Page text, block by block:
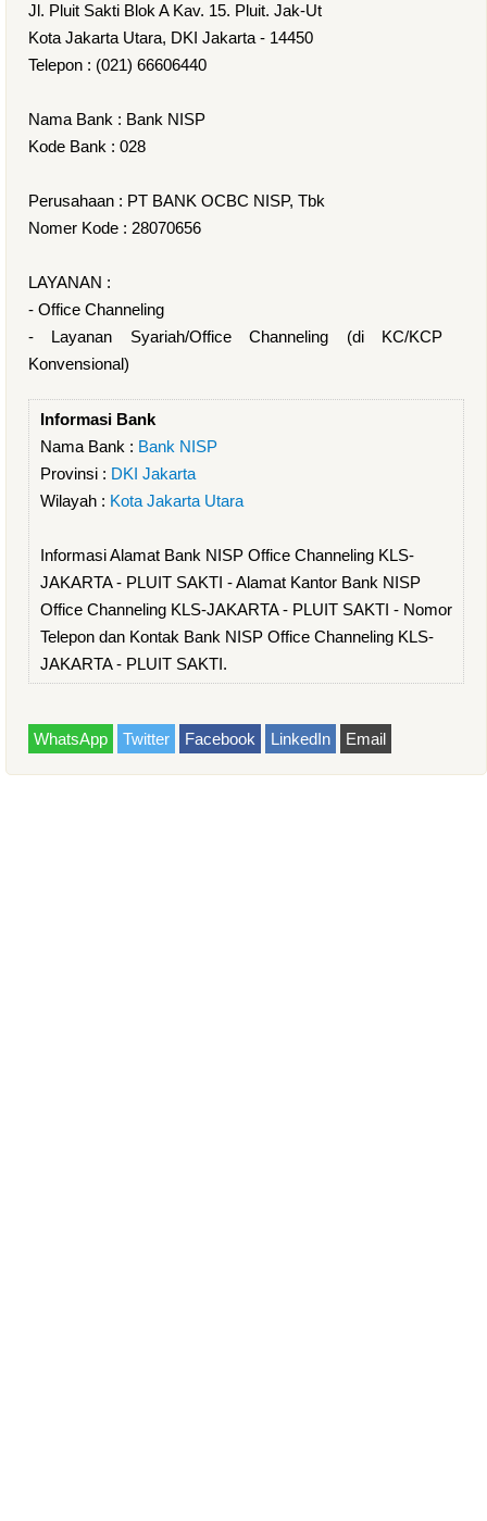
Jl. Pluit Sakti Blok A Kav. 15. Pluit. Jak-Ut
Kota Jakarta Utara, DKI Jakarta - 14450
Telepon : (021) 66606440
Nama Bank : Bank NISP
Kode Bank : 028
Perusahaan : PT BANK OCBC NISP, Tbk
Nomer Kode : 28070656
LAYANAN :
- Office Channeling
- Layanan Syariah/Office Channeling (di KC/KCP
Konvensional)
Informasi Bank
Nama Bank : Bank NISP
Provinsi : DKI Jakarta
Wilayah : Kota Jakarta Utara
Informasi Alamat Bank NISP Office Channeling KLS-
JAKARTA - PLUIT SAKTI - Alamat Kantor Bank NISP
Office Channeling KLS-JAKARTA - PLUIT SAKTI - Nomor
Telepon dan Kontak Bank NISP Office Channeling KLS-
JAKARTA - PLUIT SAKTI.
WhatsApp Twitter Facebook LinkedIn Email